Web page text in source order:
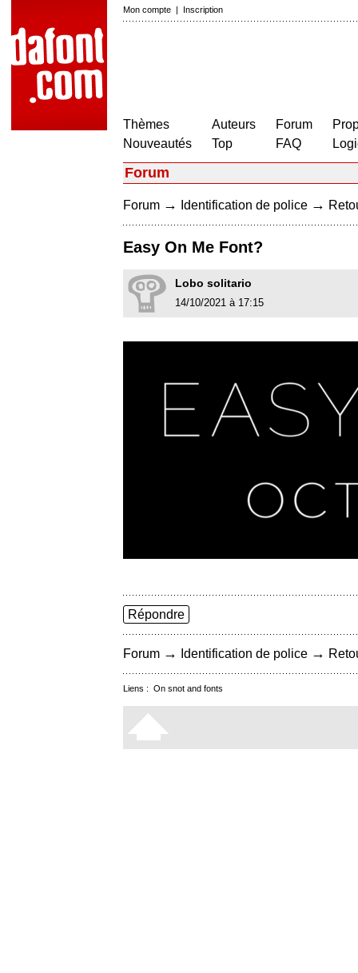
Mon compte | Inscription
Thèmes
Nouveautés
Auteurs
Top
Forum
FAQ
Forum
Forum → Identification de police →
Easy On Me Font?
Lobo solitario
14/10/2021 à 17:15
Répondre
Forum → Identification de police →
Liens : On snot and fonts